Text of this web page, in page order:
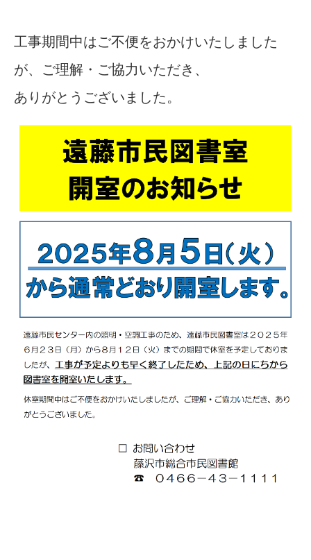
工事期間中はご不便をおかけいたしました
が、ご理解・ご協力いただき、
ありがとうございました。